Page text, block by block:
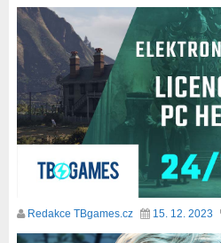
Redakce TBgames.cz 15. 12. 2023